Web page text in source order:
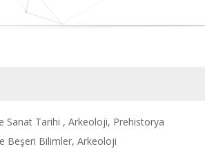
Sanat Tarihi , Arkeoloji, Prehistorya
Beşeri Bilimler, Arkeoloji